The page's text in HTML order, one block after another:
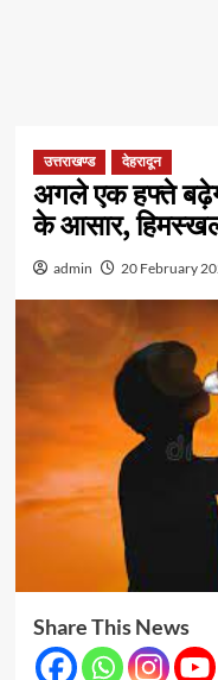
उत्तराखण्ड देहरादून
अगले एक हफ्ते
के आसार,
admin 20 February
Share This News